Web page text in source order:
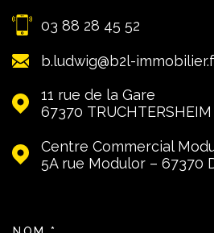
03 88 28 45 52
b.ludwig@b2l-
11 rue de la Gare
67370
TRUCHTERSHEIM
Centre Commercial
5A rue Modulor – 67370